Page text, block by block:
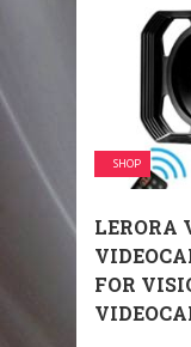
SHOP
LERORA
FOR